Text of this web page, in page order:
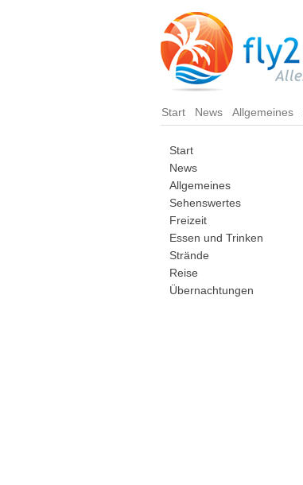
Start News Allgemeines
Start
News
Allgemeines
Sehenswertes
Freizeit
Essen und Trinken
Strände
Reise
Übernachtungen